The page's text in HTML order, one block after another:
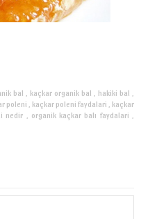
bal , kaçkar organik bal , hakiki bal ,
poleni , kaçkar poleni faydalari , kaçkar
, organik kaçkar balı faydalari ,